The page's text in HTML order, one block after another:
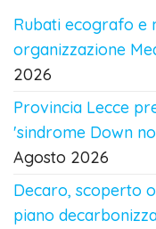
Rubati ecografo e
organizzazione
2026
Provincia Lecce
'sindrome Down
Agosto 2026
Decaro, scoperto
piano